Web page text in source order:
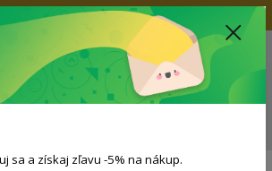
Doprava zadarmo nad 80€
0
0,00 EUR
tričká Tričko "Stašák & Košč"
sa a získaj zľavu -5% na nákup.